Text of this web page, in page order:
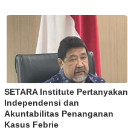
SETARA Institute Pertanyakan
Independensi dan
Akuntabilitas Penanganan
Kasus Febrie